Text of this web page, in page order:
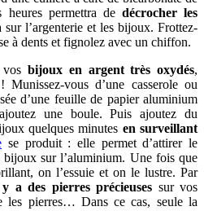
permettra de décrocher les
sur l’argenterie et les bijoux. Frottez-
à dents et fignolez avec un chiffon.
vosbijoux en argent très oxydés,
vous d’une casserole ou
d’une feuille de papier aluminium
une boule. Puis ajoutez du
quelques minutes en surveillant
se produit : elle permet d’attirer le
sur l’aluminium. Une fois que
on l’essuie et on le lustre. Par
a des pierres précieuses sur vos
les pierres… Dans ce cas, seule la